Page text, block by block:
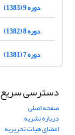
دوره 9 (1383)
دوره 8 (1382)
دوره 7 (1381)
دسترسی سریع
صفحه اصلی
درباره نشریه
اعضای هیات تحریریه